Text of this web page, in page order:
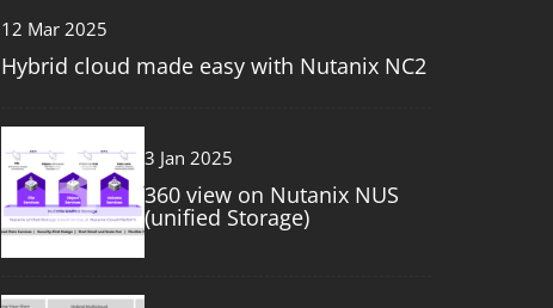
12 Mar 2025
Hybrid cloud made easy with Nutanix NC2
3 3 Jan 2025
360 view on Nutanix NUS
(unified Storage)